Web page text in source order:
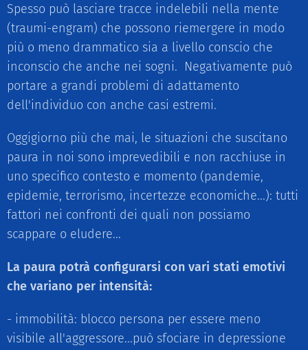
Spesso può lasciare tracce indelebili nella mente
(traumi-engram) che possono riemergere in modo
più o meno drammatico sia a livello conscio che
inconscio che anche nei sogni. Negativamente può
portare a grandi problemi di adattamento
dell'individuo con anche casi estremi.
Oggigiorno più che mai, le situazioni che suscitano
paura in noi sono imprevedibili e non racchiuse in
uno specifico contesto e momento (pandemie,
epidemie, terrorismo, incertezze economiche...): tutti
fattori nei confronti dei quali non possiamo
scappare o eludere...
La paura potrà configurarsi con vari stati emotivi
che variano per intensità:
- immobilità: blocco persona per essere meno
visibile all'aggressore...può sfociare in depressione